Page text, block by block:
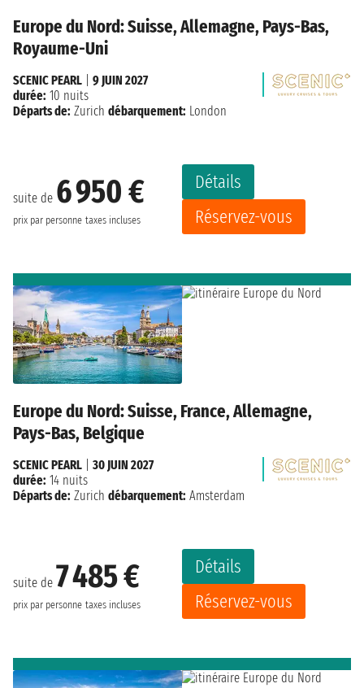
Europe du Nord: Suisse, Allemagne, Pays-Bas,
Royaume-Uni
suite de 6 950 €
prix par personne taxes incluses
Détails
Réservez-vous
SCENIC PEARL
9 JUIN 2027
durée: 10 nuits
Départs de: Zurich débarquement: London
Europe du Nord: Suisse, France, Allemagne,
Pays-Bas, Belgique
suite de 7 485 €
prix par personne taxes incluses
Détails
Réservez-vous
SCENIC PEARL
30 JUIN 2027
durée: 14 nuits
Départs de: Zurich débarquement: Amsterdam